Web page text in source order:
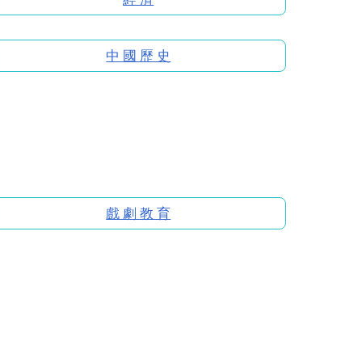
中 國 歷 史
戲 劇 教 育